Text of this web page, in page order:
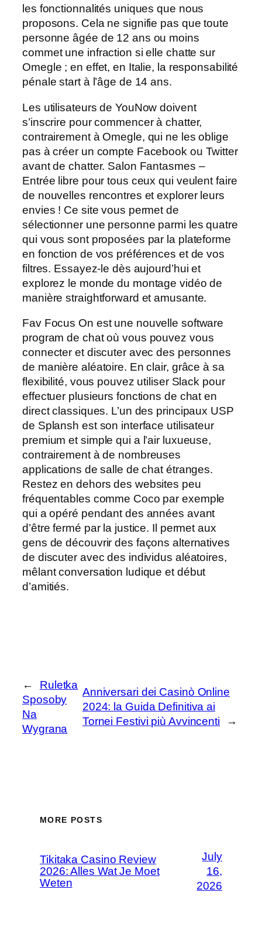
les fonctionnalités uniques que nous
proposons. Cela ne signifie pas que toute
personne âgée de 12 ans ou moins
commet une infraction si elle chatte sur
Omegle ; en effet, en Italie, la responsabilité
pénale start à l’âge de 14 ans.
Les utilisateurs de YouNow doivent
s’inscrire pour commencer à chatter,
contrairement à Omegle, qui ne les oblige
pas à créer un compte Facebook ou Twitter
avant de chatter. Salon Fantasmes –
Entrée libre pour tous ceux qui veulent faire
de nouvelles rencontres et explorer leurs
envies ! Ce site vous permet de
sélectionner une personne parmi les quatre
qui vous sont proposées par la plateforme
en fonction de vos préférences et de vos
filtres. Essayez-le dès aujourd’hui et
explorez le monde du montage vidéo de
manière straightforward et amusante.
Fav Focus On est une nouvelle software
program de chat où vous pouvez vous
connecter et discuter avec des personnes
de manière aléatoire. En clair, grâce à sa
flexibilité, vous pouvez utiliser Slack pour
effectuer plusieurs fonctions de chat en
direct classiques. L’un des principaux USP
de Splansh est son interface utilisateur
premium et simple qui a l’air luxueuse,
contrairement à de nombreuses
applications de salle de chat étranges.
Restez en dehors des websites peu
fréquentables comme Coco par exemple
qui a opéré pendant des années avant
d’être fermé par la justice. Il permet aux
gens de découvrir des façons alternatives
de discuter avec des individus aléatoires,
mêlant conversation ludique et début
d’amitiés.
←
Ruletka
Sposoby
Na
Wygrana
Anniversari dei Casinò Online
2024: la Guida Definitiva ai
Tornei Festivi più Avvincenti
→
MORE POSTS
Tikitaka Casino Review
2026: Alles Wat Je Moet
Weten
July
16,
2026